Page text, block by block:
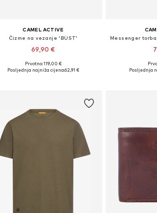
CAMEL ACTIVE
Čizme na vezanje 'BUST'
69,90 €
Dostupne veličine: 41, 42, 43, 44, 45
Prvotno: 119,00 €
Posljednja najniža cijena:62,91 €
Messenger
Dostupne
Posljednja